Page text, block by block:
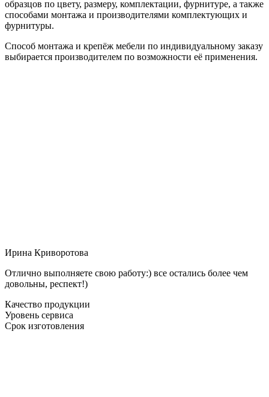
образцов по цвету, размеру, комплектации, фурнитуре, а также
способами монтажа и производителями комплектующих и
фурнитуры.
Способ монтажа и крепёж мебели по индивидуальному заказу
выбирается производителем по возможности её применения.
Ирина Криворотова
Отлично выполняете свою работу:) все остались более чем
довольны, респект!)
Качество продукции
Уровень сервиса
Срок изготовления